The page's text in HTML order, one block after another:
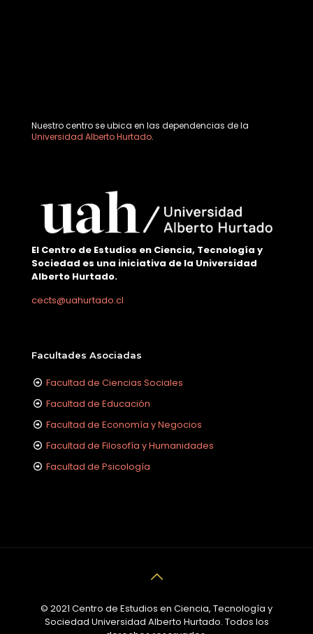
Nuestro centro se ubica en las dependencias de la
Universidad Alberto Hurtado.
El Centro de Estudios en Ciencia, Tecnología y
Sociedad es una iniciativa de la Universidad
Alberto Hurtado.
cects@uahurtado.cl
Facultades Asociadas
Facultad de Ciencias Sociales
Facultad de Educación
Facultad de Economía y Negocios
Facultad de Filosofía y Humanidades
Facultad de Psicología
© 2021 Centro de Estudios en Ciencia, Tecnología y
Sociedad Universidad Alberto Hurtado. Todos los